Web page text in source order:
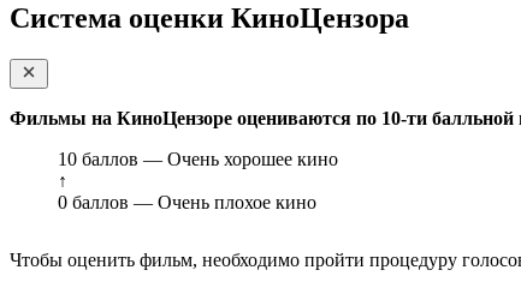
Система оценки КиноЦензора
Фильмы на КиноЦензоре оцениваются по 10-ти балльной
10 баллов — Очень хорошее кино
↑
0 баллов — Очень плохое кино
Чтобы оценить фильм, необходимо пройти процедуру